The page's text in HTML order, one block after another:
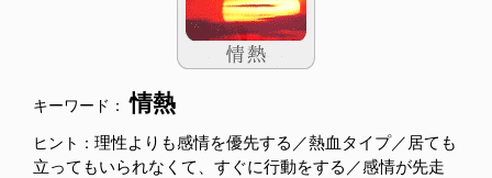
キーワード：情熱
ヒント： 理性よりも感情を優先する／熱血タイプ／居ても
立ってもいられなくて、すぐに行動をする／感情が先走